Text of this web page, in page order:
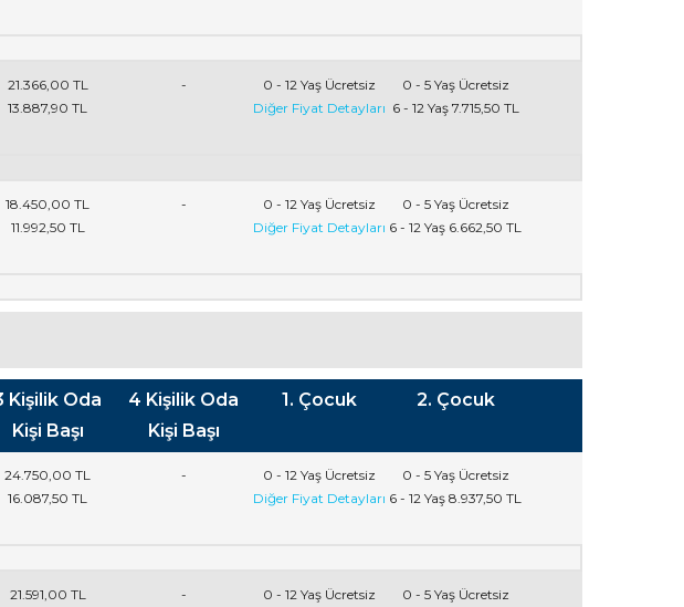
21.366,00 TL
13.887,90 TL
- 0 - 12 Yaş Ücretsiz
Diğer Fiyat Detayları
0 - 5 Yaş Ücretsiz
6 - 12 Yaş 7.715,50 TL
18.450,00 TL
11.992,50 TL
- 0 - 12 Yaş Ücretsiz
Diğer Fiyat Detayları
0 - 5 Yaş Ücretsiz
6 - 12 Yaş 6.662,50 TL
Kişilik Oda
Kişi Başı
4 Kişilik Oda
Kişi Başı
1. Çocuk 2. Çocuk
24.750,00 TL
16.087,50 TL
- 0 - 12 Yaş Ücretsiz
Diğer Fiyat Detayları
0 - 5 Yaş Ücretsiz
6 - 12 Yaş8.937,50 TL
21.591,00 TL
- 0 - 12 Yaş Ücretsiz
0 - 5 Yaş Ücretsiz